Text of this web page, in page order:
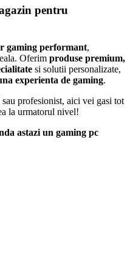
pentru
gaming performant,
Oferim produse premium,
si solutii personalizate,
experienta de gaming.
profesionist, aici vei gasi tot
la urmatorul nivel!
astazi un gaming pc